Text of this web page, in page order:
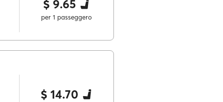
$ 9.65
per 1 passeggero
$ 14.70